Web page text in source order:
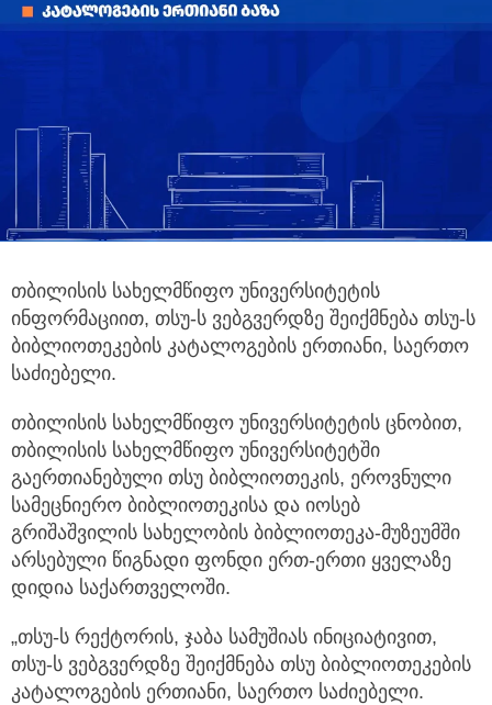
თბილისის სახელმწიფო უნივერსიტეტის
ინფორმაციით, თსუ-ს ვებგვერდზე შეიქმნება თსუ-ს
ბიბლიოთეკების კატალოგების ერთიანი, საერთო
საძიებელი.
თბილისის სახელმწიფო უნივერსიტეტის ცნობით,
თბილისის სახელმწიფო უნივერსიტეტში
გაერთიანებული თსუ ბიბლიოთეკის, ეროვნული
სამეცნიერო ბიბლიოთეკისა და იოსებ
გრიშაშვილის სახელობის ბიბლიოთეკა-მუზეუმში
არსებული წიგნადი ფონდი ერთ-ერთი ყველაზე
დიდია საქართველოში.
„თსუ-ს რექტორის, ჯაბა სამუშიას ინიციატივით,
თსუ-ს ვებგვერდზე შეიქმნება თსუ ბიბლიოთეკების
კატალოგების ერთიანი, საერთო საძიებელი.